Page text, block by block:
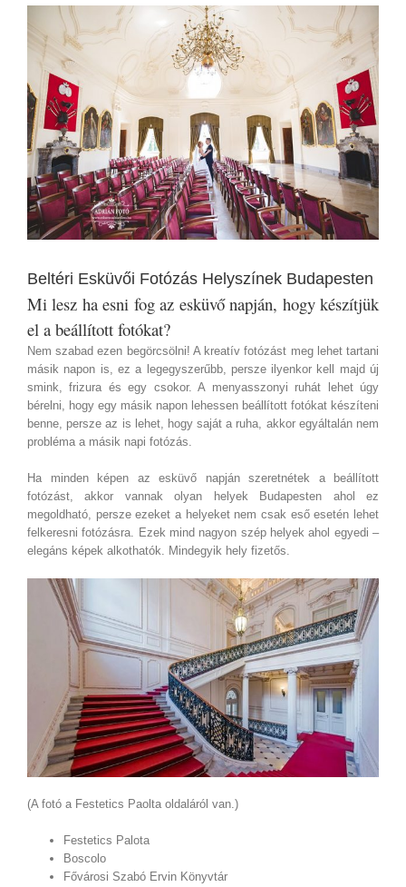
Larger
Image
Beltéri Esküvői Fotózás Helyszínek Budapesten
Mi lesz ha esni fog az esküvő napján, hogy készítjük
el a beállított fotókat?
Nem szabad ezen begörcsölni! A kreatív fotózást meg lehet tartani
másik napon is, ez a legegyszerűbb, persze ilyenkor kell majd új
smink, frizura és egy csokor. A menyasszonyi ruhát lehet úgy
bérelni, hogy egy másik napon lehessen beállított fotókat készíteni
benne, persze az is lehet, hogy saját a ruha, akkor egyáltalán nem
probléma a másik napi fotózás.
Ha minden képen az esküvő napján szeretnétek a beállított
fotózást, akkor vannak olyan helyek Budapesten ahol ez
megoldható, persze ezeket a helyeket nem csak eső esetén lehet
felkeresni fotózásra. Ezek mind nagyon szép helyek ahol egyedi –
elegáns képek alkothatók. Mindegyik hely fizetős.
(A fotó a Festetics Paolta oldaláról van.)
Festetics Palota
Boscolo
Fővárosi Szabó Ervin Könyvtár